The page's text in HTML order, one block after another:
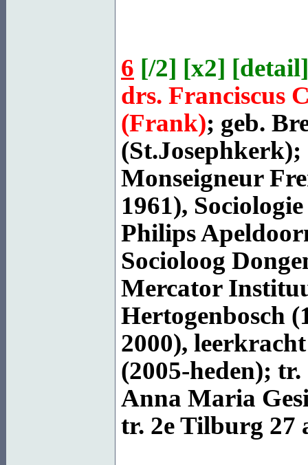
6 [/2] [x2] [detail
drs. Franciscus
(Frank); geb.
(St.Josephkerk);
Monseigneur
1961),
Philips
Socioloog
Mercator
Hertogenbosch
2000),
(2005-heden);
Anna Maria
tr. 2e Tilburg 27